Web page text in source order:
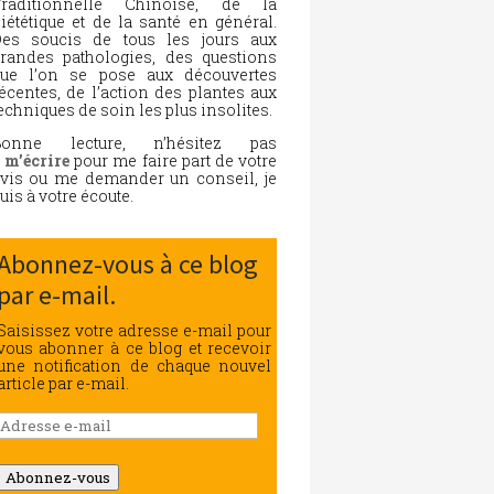
et de la santé en général.
soucis de tous les jours aux
pathologies, des questions
l’on se pose aux découvertes
de l’action des plantes aux
de soin les plus insolites.
lecture, n’hésitez pas
m’écrire pour me faire part de votre
ou me demander un conseil, je
à votre écoute.
vous à ce blog
par e-mail.
votre adresse e-mail pour
abonner à ce blog et recevoir
notification de chaque nouvel
par e-mail.
Abonnez-vous